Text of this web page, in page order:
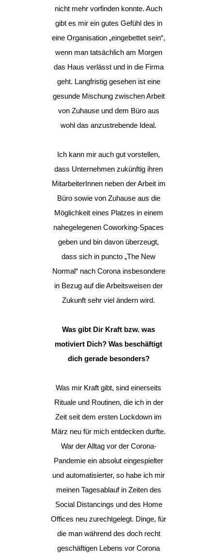
nicht mehr vorfinden konnte. Auch
gibt es mir ein gutes Gefühl des in
eine Organisation „eingebettet sein“,
wenn man tatsächlich am Morgen
das Haus verlässt und in die Firma
geht. Langfristig gesehen ist eine
gesunde Mischung zwischen Arbeit
von Zuhause und dem Büro aus
wohl das anzustrebende Ideal.
Ich kann mir auch gut vorstellen,
dass Unternehmen zukünftig ihren
MitarbeiterInnen neben der Arbeit im
Büro sowie von Zuhause aus die
Möglichkeit eines Platzes in einem
nahegelegenen Coworking-Spaces
geben und bin davon überzeugt,
dass sich in puncto „The New
Normal“ nach Corona insbesondere
in Bezug auf die Arbeitsweisen der
Zukunft sehr viel ändern wird.
Was gibt Dir Kraft bzw. was
motiviert Dich? Was beschäftigt
dich gerade besonders?
Was mir Kraft gibt, sind einerseits
Rituale und Routinen, die ich in der
Zeit seit dem ersten Lockdown im
März neu für mich entdecken durfte.
War der Alltag vor der Corona-
Pandemie ein absolut eingespielter
und automatisierter, so habe ich mir
meinen Tagesablauf in Zeiten des
Social Distancings und des Home
Offices neu zurechtgelegt. Dinge, für
die man während des doch recht
geschäftigen Lebens vor Corona